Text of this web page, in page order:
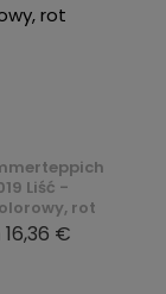
Liść -
rot
16,36 €